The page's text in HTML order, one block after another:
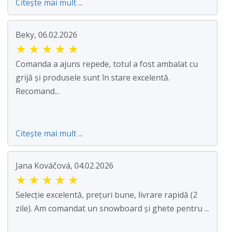
Citește mai mult ...
Beky, 06.02.2026
★ ★ ★ ★ ★
Comanda a ajuns repede, totul a fost ambalat cu
grijă și produsele sunt în stare excelentă.
Recomand...
Citește mai mult ...
Jana Kováčová, 04.02.2026
★ ★ ★ ★ ★
Selecție excelentă, prețuri bune, livrare rapidă (2
zile). Am comandat un snowboard și ghete pentru ...